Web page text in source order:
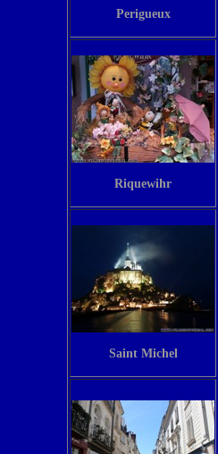
Perigueux
Riquewihr
Saint Michel